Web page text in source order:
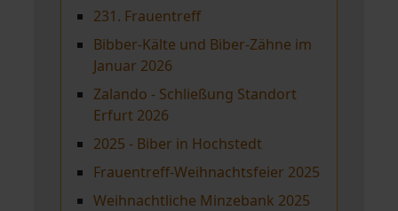
231. Frauentreff
Bibber-Kälte und Biber-Zähne im
Januar 2026
Zalando - Schließung Standort
Erfurt 2026
2025 - Biber in Hochstedt
Frauentreff-Weihnachtsfeier 2025
Weihnachtliche Minzebank 2025